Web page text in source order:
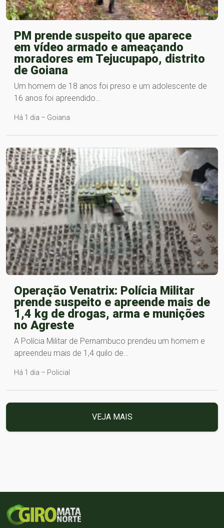
PM prende suspeito que aparece
em vídeo armado e ameaçando
moradores em Tejucupapo, distrito
de Goiana
Um homem de 18 anos foi preso e um adolescente de
16 anos foi apreendido…
Há 1 dia – Goiana
Operação Venatrix: Polícia Militar
prende suspeito e apreende mais de
1,4 kg de drogas, arma e munições
no Agreste
A Polícia Militar de Pernambuco prendeu um homem e
apreendeu mais de 1,4 quilo de…
Há 1 dia – Policial
VEJA MAIS